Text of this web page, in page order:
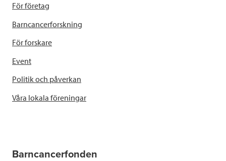
För företag
Barncancerforskning
För forskare
Event
Politik och påverkan
Våra lokala föreningar
Barncancerfonden